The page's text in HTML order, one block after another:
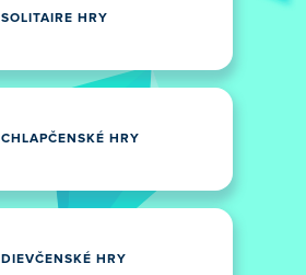
SOLITAIRE HRY
CHLAPČENSKÉ HRY
DIEVČENSKÉ HRY